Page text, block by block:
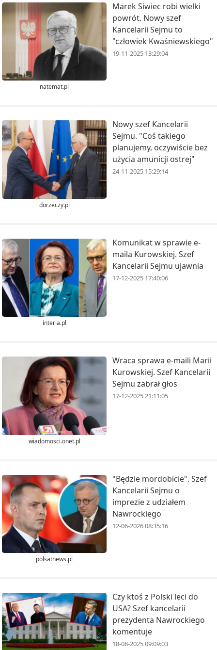
natemat.pl
Marek Siwiec robi wielki
powrót. Nowy szef
Kancelarii Sejmu to
"człowiek Kwaśniewskiego"
19-11-2025 13:29:04
dorzeczy.pl
Nowy szef Kancelarii
Sejmu. "Coś takiego
planujemy, oczywiście bez
użycia amunicji ostrej"
24-11-2025 15:29:14
interia.pl
Komunikat w sprawie e-
maila Kurowskiej. Szef
Kancelarii Sejmu ujawnia
17-12-2025 17:40:06
wiadomosci.onet.pl
Wraca sprawa e-maili Marii
Kurowskiej. Szef Kancelarii
Sejmu zabrał głos
17-12-2025 21:11:05
polsatnews.pl
"Będzie mordobicie". Szef
Kancelarii Sejmu o
imprezie z udziałem
Nawrockiego
12-06-2026 08:35:16
Czy ktoś z Polski leci do
USA? Szef kancelarii
prezydenta Nawrockiego
komentuje
18-08-2025 09:09:03